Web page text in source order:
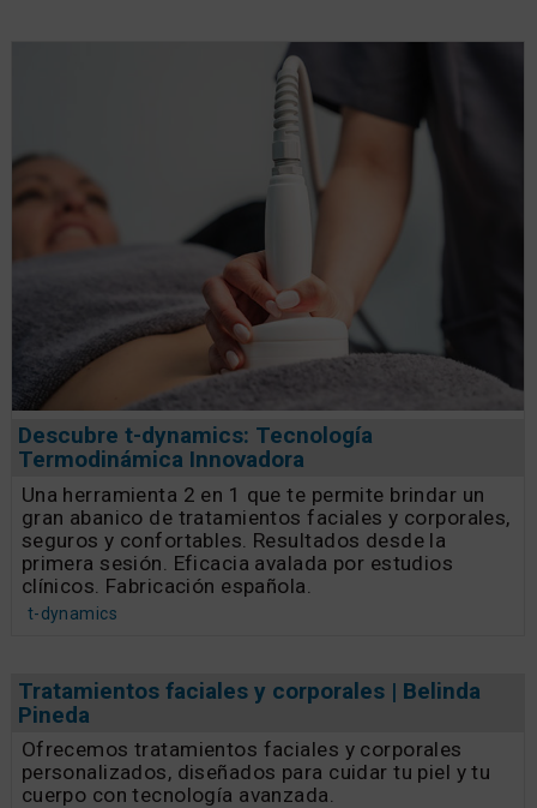
Descubre t-dynamics: Tecnología
Termodinámica Innovadora
Una herramienta 2 en 1 que te permite brindar un
gran abanico de tratamientos faciales y corporales,
seguros y confortables. Resultados desde la
primera sesión. Eficacia avalada por estudios
clínicos. Fabricación española.
t-dynamics
Tratamientos faciales y corporales | Belinda
Pineda
Ofrecemos tratamientos faciales y corporales
personalizados, diseñados para cuidar tu piel y tu
cuerpo con tecnología avanzada.